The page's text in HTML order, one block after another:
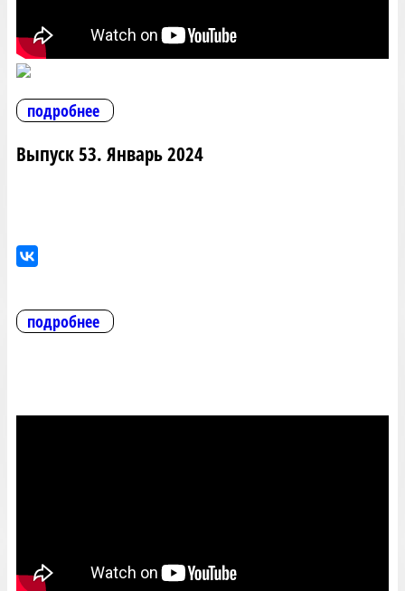
подробнее
Выпуск 53. Январь 2024
подробнее